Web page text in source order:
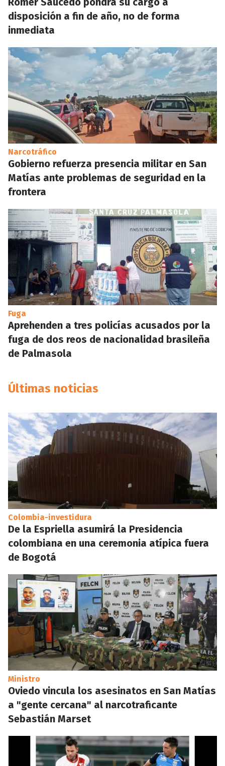
disposición a fin de año, no de forma
inmediata
Narcotráfico
Gobierno refuerza presencia militar en San
Matías ante problemas de seguridad en la
frontera
Fuga
Aprehenden a tres policías acusados por la
fuga de dos reos de nacionalidad brasileña
de Palmasola
Últimas noticias
Colombia-investidura
De la Espriella asumirá la Presidencia
colombiana en una ceremonia atípica fuera
de Bogotá
Ministro
Oviedo vincula los asesinatos en San Matías
a "gente cercana" al narcotraficante
Sebastián Marset